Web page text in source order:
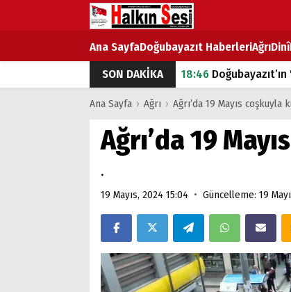
Ana SayfaDoğubayazıt HaberleriAğrıDinî
SON DAKİKA
18:46
07:53Doğubayazıt’ta
Doğubayazıt'ta
07:00DEVLET ve
Ana Sayfa › Ağrı › Ağrı’da 19 Mayıs coşkuyla
Ağrı’da 19
.
19 Mayıs, 2024 15:04 • Güncelleme: 19